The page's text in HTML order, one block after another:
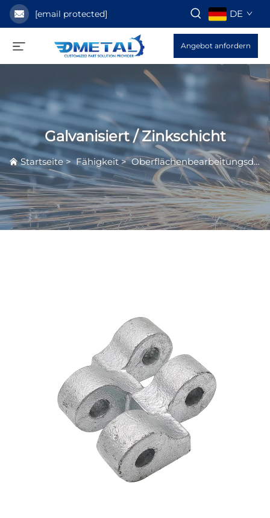
[email protected] DE
Angebot anfordern
Galvanisiert / Zinkschicht
Startseite >Fähigkeit>Oberflächenbearbeitungsdienst